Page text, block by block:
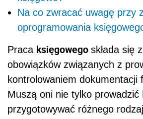
Na co zwracać uwagę przy
oprogramowania
Praca księgowego składa się
obowiązków związanych z
kontrolowaniem dokumentacji
Muszą oni nie tylko prowadzić
przygotowywać różnego